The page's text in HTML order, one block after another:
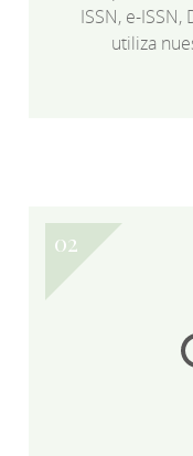
ISSN, e-
utiliza